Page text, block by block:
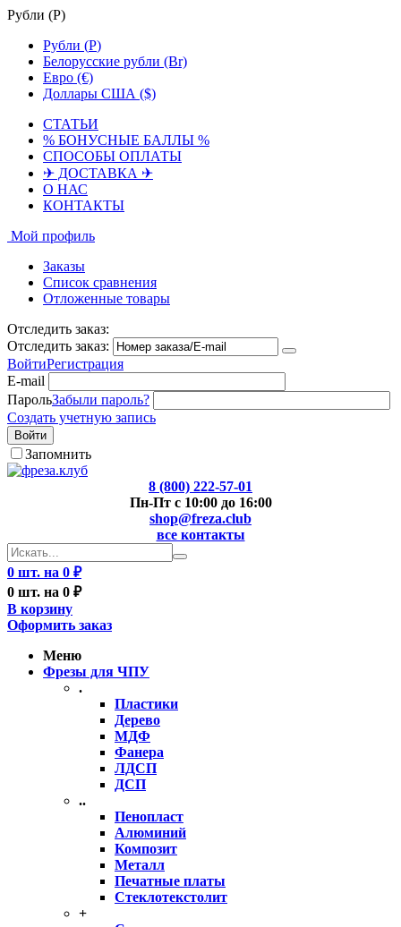
Рубли (Р)
Рубли (Р)
Белорусские рубли (Br)
Евро (€)
Доллары США ($)
СТАТЬИ
% БОНУСНЫЕ БАЛЛЫ %
СПОСОБЫ ОПЛАТЫ
✈ ДОСТАВКА ✈
О НАС
КОНТАКТЫ
Мой профиль
Заказы
Список сравнения
Отложенные товары
Отследить заказ:
Отследить заказ:
ВойтиРегистрация
E-mail
ПарольЗабыли пароль?
Создать учетную запись
Войти
Запомнить
8 (800) 222-57-01
Пн-Пт с 10:00 до 16:00
shop@freza.club
все контакты
0 шт. на 0 ₽
0 шт. на 0 ₽
В корзину
Оформить заказ
Меню
Фрезы для ЧПУ
.
Пластики
Дерево
МДФ
Фанера
ЛДСП
ДСП
..
Пенопласт
Алюминий
Композит
Металл
Печатные платы
Стеклотекстолит
+